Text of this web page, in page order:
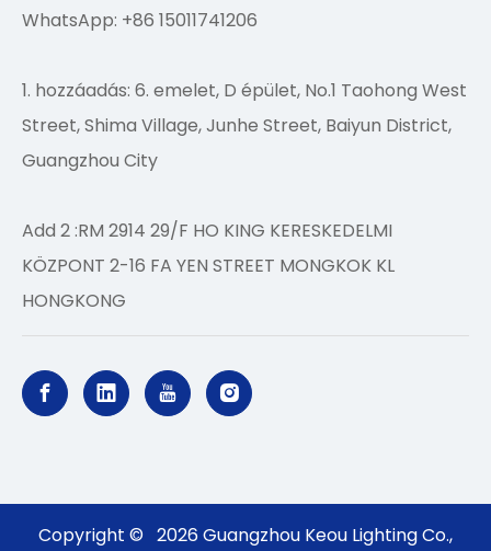
WhatsApp: +86 15011741206
1. hozzáadás: 6. emelet, D épület, No.1 Taohong West
Street, Shima Village, Junhe Street, Baiyun District,
Guangzhou City
Add 2 :RM 2914 29/F HO KING KERESKEDELMI
KÖZPONT 2-16 FA YEN STREET MONGKOK KL
HONGKONG
Copyright © 2026Guangzhou Keou Lighting Co.,